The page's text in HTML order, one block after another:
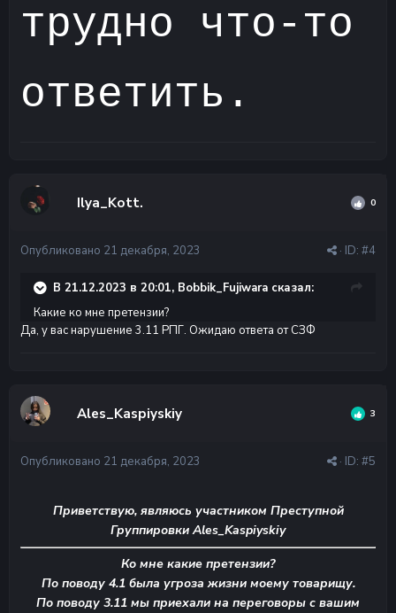
трудно что-то
ответить.
Ilya_Kott. 0
· ID: #4
Опубликовано 21 декабря, 2023
В 21.12.2023 в 20:01, Bobbik_Fujiwara сказал:
Какие ко мне претензии?
Да, у вас нарушение 3.11 РПГ. Ожидаю ответа от СЗФ
Ales_Kaspiyskiy 3
· ID: #5
Опубликовано 21 декабря, 2023
Приветствую, являюсь участником Преступной
Группировки Ales_Kaspiyskiy
Ко мне какие претензии?
По поводу 4.1 была угроза жизни моему товарищу.
По поводу 3.11 мы приехали на переговоры с вашим